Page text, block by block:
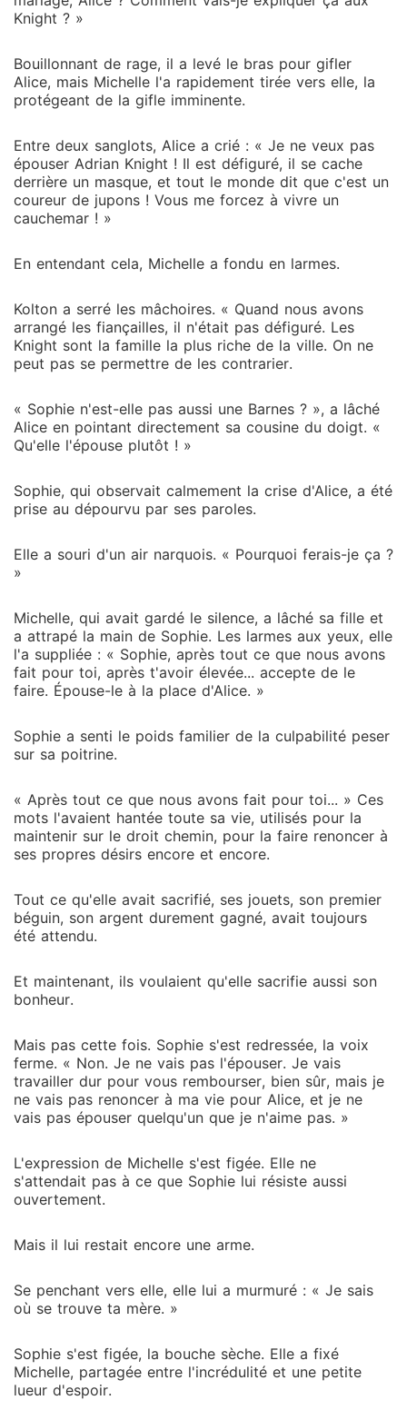
Knight ? »
Bouillonnant de rage, il a levé le bras pour gifler
Alice, mais Michelle l'a rapidement tirée vers elle, la
protégeant de la gifle imminente.
Entre deux sanglots, Alice a crié : « Je ne veux pas
épouser Adrian Knight ! Il est défiguré, il se cache
derrière un masque, et tout le monde dit que c'est un
coureur de jupons ! Vous me forcez à vivre un
cauchemar ! »
En entendant cela, Michelle a fondu en larmes.
Kolton a serré les mâchoires. « Quand nous avons
arrangé les fiançailles, il n'était pas défiguré. Les
Knight sont la famille la plus riche de la ville. On ne
peut pas se permettre de les contrarier.
« Sophie n'est-elle pas aussi une Barnes ? », a lâché
Alice en pointant directement sa cousine du doigt. «
Qu'elle l'épouse plutôt ! »
Sophie, qui observait calmement la crise d'Alice, a été
prise au dépourvu par ses paroles.
Elle a souri d'un air narquois. « Pourquoi ferais-je ça ?
»
Michelle, qui avait gardé le silence, a lâché sa fille et
a attrapé la main de Sophie. Les larmes aux yeux, elle
l'a suppliée : « Sophie, après tout ce que nous avons
fait pour toi, après t'avoir élevée... accepte de le
faire. Épouse-le à la place d'Alice. »
Sophie a senti le poids familier de la culpabilité peser
sur sa poitrine.
« Après tout ce que nous avons fait pour toi... » Ces
mots l'avaient hantée toute sa vie, utilisés pour la
maintenir sur le droit chemin, pour la faire renoncer à
ses propres désirs encore et encore.
Tout ce qu'elle avait sacrifié, ses jouets, son premier
béguin, son argent durement gagné, avait toujours
été attendu.
Et maintenant, ils voulaient qu'elle sacrifie aussi son
bonheur.
Mais pas cette fois. Sophie s'est redressée, la voix
ferme. « Non. Je ne vais pas l'épouser. Je vais
travailler dur pour vous rembourser, bien sûr, mais je
ne vais pas renoncer à ma vie pour Alice, et je ne
vais pas épouser quelqu'un que je n'aime pas. »
L'expression de Michelle s'est figée. Elle ne
s'attendait pas à ce que Sophie lui résiste aussi
ouvertement.
Mais il lui restait encore une arme.
Se penchant vers elle, elle lui a murmuré : « Je sais
où se trouve ta mère. »
Sophie s'est figée, la bouche sèche. Elle a fixé
Michelle, partagée entre l'incrédulité et une petite
lueur d'espoir.